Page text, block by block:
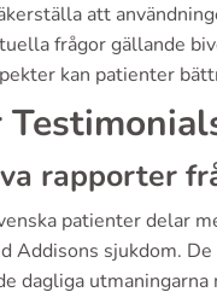
att
frågor gällande
kan patienter
rapporter
patienter delar
Addisons sjukdom.
dagliga